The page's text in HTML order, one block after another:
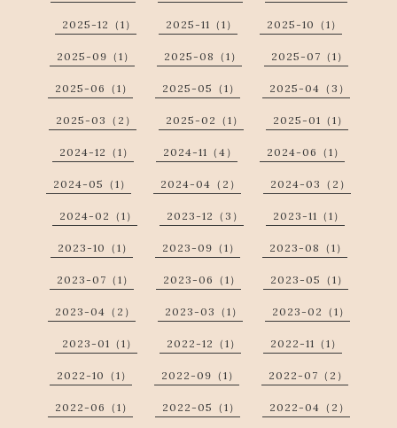
2025-12（1） 2025-11（1） 2025-10（1）
2025-09（1） 2025-08（1） 2025-07（1）
2025-06（1） 2025-05（1） 2025-04（3）
2025-03（2） 2025-02（1） 2025-01（1）
2024-12（1） 2024-11（4） 2024-06（1）
2024-05（1） 2024-04（2） 2024-03（2）
2024-02（1） 2023-12（3） 2023-11（1）
2023-10（1） 2023-09（1） 2023-08（1）
2023-07（1） 2023-06（1） 2023-05（1）
2023-04（2） 2023-03（1） 2023-02（1）
2023-01（1） 2022-12（1） 2022-11（1）
2022-10（1） 2022-09（1） 2022-07（2）
2022-06（1） 2022-05（1） 2022-04（2）